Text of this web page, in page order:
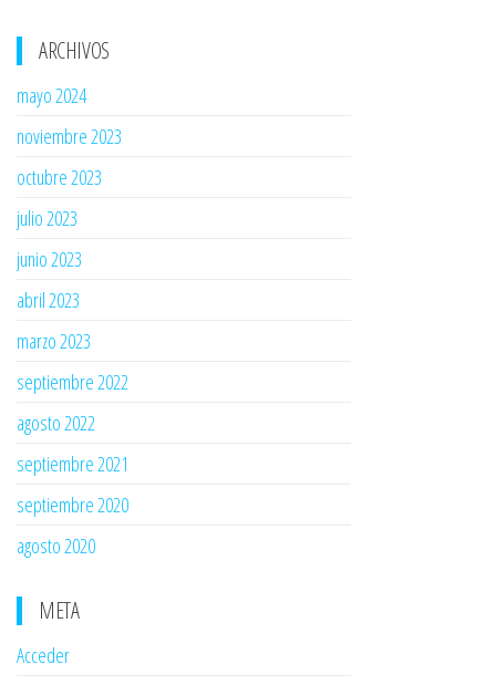
ARCHIVOS
mayo 2024
noviembre 2023
octubre 2023
julio 2023
junio 2023
abril 2023
marzo 2023
septiembre 2022
agosto 2022
septiembre 2021
septiembre 2020
agosto 2020
META
Acceder